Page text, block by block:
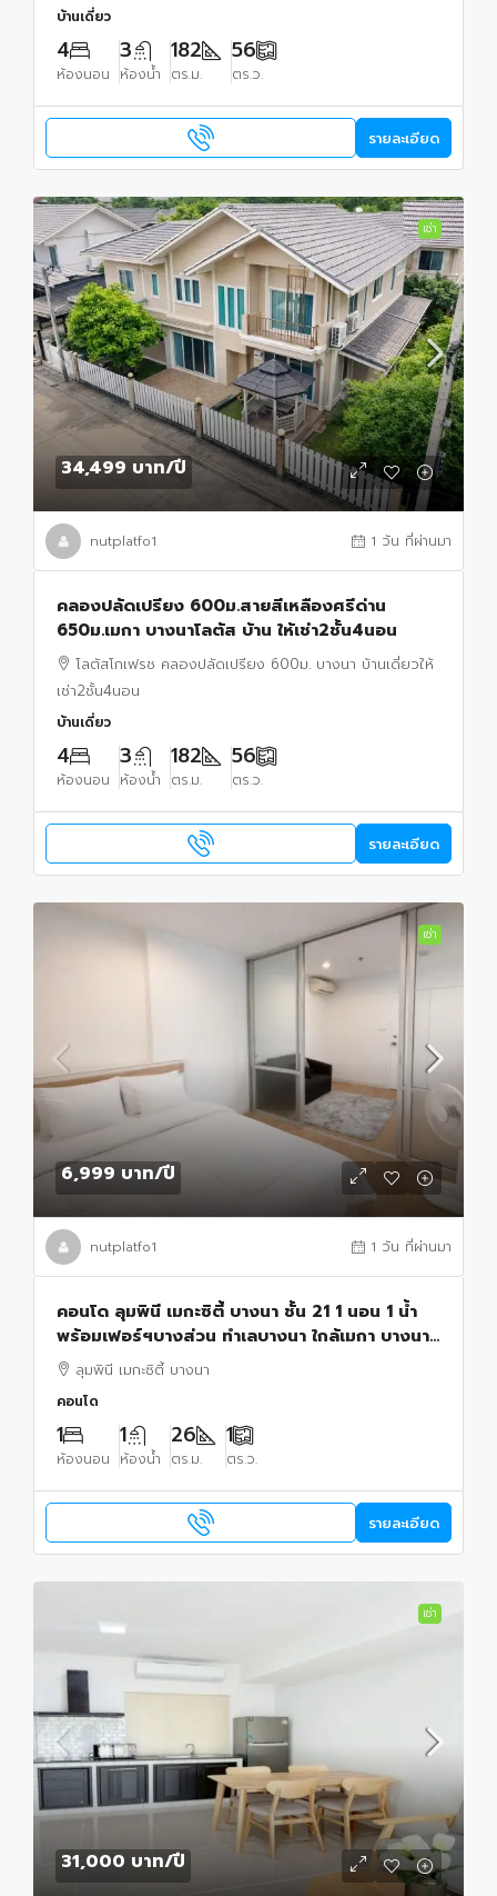
บ้านเดี่ยว
4
ห้องนอน
3
ห้องน้ำ
182
ตร.ม.
56
ตร.ว.
รายละเอียด
เช่า
34,499 บาท/ปี
nutplatfo1 1 วัน ที่ผ่านมา
คลองปลัดเปรียง 600ม.สายสีเหลืองศรีด่าน
650ม.เมกา บางนาโลตัส บ้าน ให้เช่า2ชั้น4นอน
โลตัสโกเฟรช คลองปลัดเปรียง 600ม. บางนา บ้านเดี่ยวให้
เช่า2ชั้น4นอน
บ้านเดี่ยว
4
ห้องนอน
3
ห้องน้ำ
182
ตร.ม.
56
ตร.ว.
รายละเอียด
เช่า
6,999 บาท/ปี
nutplatfo1 1 วัน ที่ผ่านมา
คอนโด ลุมพินี เมกะซิตี้ บางนา ชั้น 21 1 นอน 1 น้ำ
พร้อมเฟอร์ฯบางส่วน ทำเลบางนา ใกล้เมกา บางนา
1.2 กม.ใกล้รพ.ปิยะมินทร์ 600 ม.ขนาด 26 ตร.ม.
ลุมพินี เมกะซิตี้ บางนา
คอนโด
1
ห้องนอน
1
ห้องน้ำ
26
ตร.ม.
1
ตร.ว.
รายละเอียด
เช่า
31,000 บาท/ปี